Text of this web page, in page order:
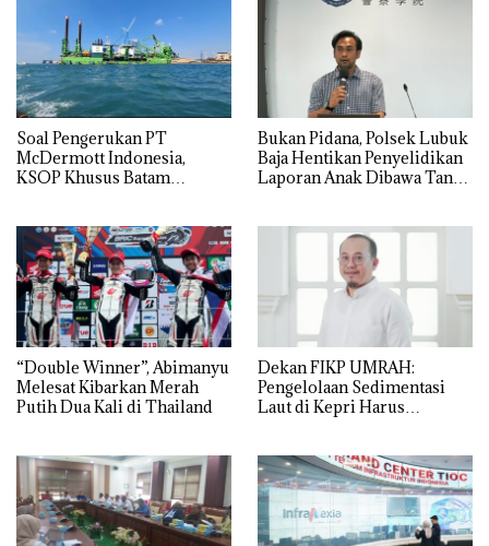
‎Soal Pengerukan PT
McDermott Indonesia,
KSOP Khusus Batam
Bukan Pidana, Polsek Lubuk
Baja Hentikan Penyelidikan
Laporan Anak Dibawa Tanpa
“Double Winner”, Abimanyu
Melesat Kibarkan Merah
Putih Dua Kali di Thailand
Dekan FIKP UMRAH:
Pengelolaan Sedimentasi
Laut di Kepri Harus
dengan Konservasi